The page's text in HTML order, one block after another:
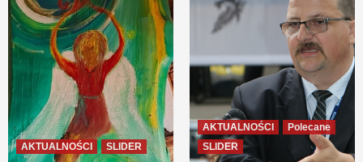
AKTUALNOŚCI SLIDER
AKTUALNOŚCI
Polecane
SLIDER